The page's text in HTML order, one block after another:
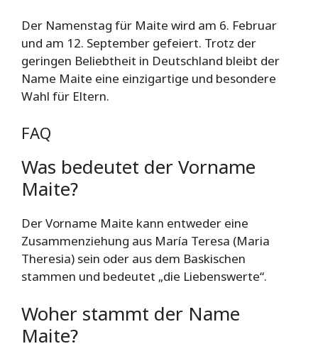
Der Namenstag für Maite wird am 6. Februar
und am 12. September gefeiert. Trotz der
geringen Beliebtheit in Deutschland bleibt der
Name Maite eine einzigartige und besondere
Wahl für Eltern.
FAQ
Was bedeutet der Vorname
Maite?
Der Vorname Maite kann entweder eine
Zusammenziehung aus María Teresa (Maria
Theresia) sein oder aus dem Baskischen
stammen und bedeutet „die Liebenswerte“.
Woher stammt der Name
Maite?